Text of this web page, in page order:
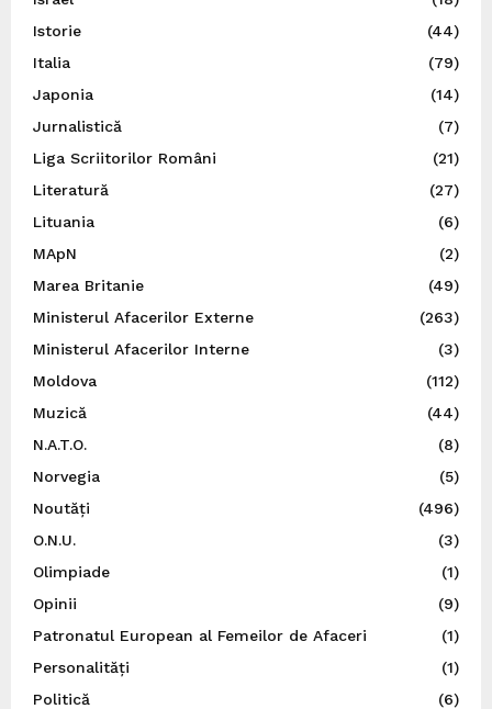
Istorie
(44)
Italia
(79)
Japonia
(14)
Jurnalistică
(7)
Liga Scriitorilor Români
(21)
Literatură
(27)
Lituania
(6)
MApN
(2)
Marea Britanie
(49)
Ministerul Afacerilor Externe
(263)
Ministerul Afacerilor Interne
(3)
Moldova
(112)
Muzică
(44)
N.A.T.O.
(8)
Norvegia
(5)
Noutăți
(496)
O.N.U.
(3)
Olimpiade
(1)
Opinii
(9)
Patronatul European al Femeilor de Afaceri
(1)
Personalități
(1)
Politică
(6)